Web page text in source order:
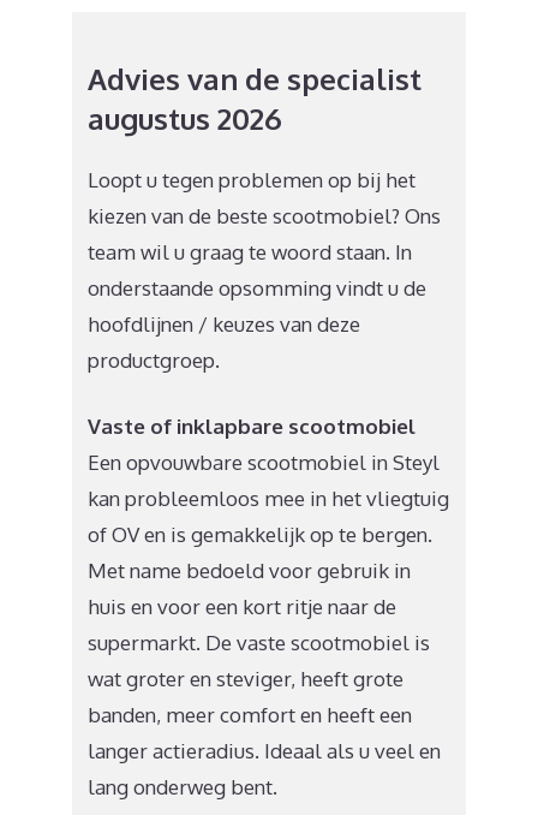
Advies van de specialist
augustus 2026
Loopt u tegen problemen op bij het
kiezen van de beste scootmobiel? Ons
team wil u graag te woord staan. In
onderstaande opsomming vindt u de
hoofdlijnen / keuzes van deze
productgroep.
Vaste of inklapbare scootmobiel
Een opvouwbare scootmobiel in Steyl
kan probleemloos mee in het vliegtuig
of OV en is gemakkelijk op te bergen.
Met name bedoeld voor gebruik in
huis en voor een kort ritje naar de
supermarkt. De vaste scootmobiel is
wat groter en steviger, heeft grote
banden, meer comfort en heeft een
langer actieradius. Ideaal als u veel en
lang onderweg bent.